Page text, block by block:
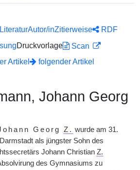
Autor/inZitierweise
RDF
Druckvorlage
Scan
Artikel
folgender Artikel
Johann Georg
Georg Z. wurde am 31.
als jüngster Sohn des
Johann Christian Z.
des Gymnasiums zu